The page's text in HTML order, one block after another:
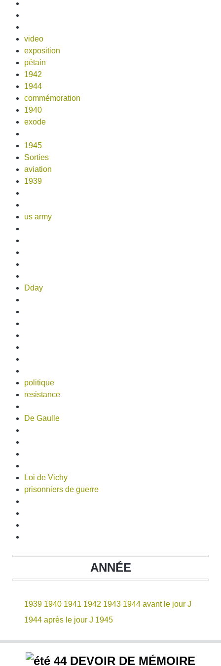
video
exposition
pétain
1942
1944
commémoration
1940
exode
1945
Sorties
aviation
1939
us army
Dday
politique
resistance
De Gaulle
Loi de Vichy
prisonniers de guerre
ANNÉE
1939 1940 1941 1942 1943 1944 avant le jour J
1944 après le jour J 1945
DEVOIR DE MÉMOIRE